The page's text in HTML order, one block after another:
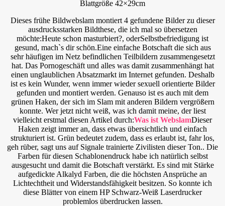
Blattgröße 42×29cm
Dieses frühe Bildwebslam montiert 4 gefundene Bilder zu dieser
ausdrucksstarken Bildthese, die ich mal so übersetzen
möchte:Heute schon masturbiert?, oderSelbstbefriedigung ist
gesund, mach`s dir schön.Eine einfache Botschaft die sich aus
sehr häufigen im Netz befindlichen Teilbildern zusammengesetzt
hat. Das Pornogeschäft und alles was damit zusammenhängt hat
einen unglaublichen Absatzmarkt im Internet gefunden. Deshalb
ist es kein Wunder, wenn immer wieder sexuell orientierte Bilder
gefunden und montiert werden. Genauso ist es auch mit dem
grünen Haken, der sich im Slam mit anderen Bildern vergrößern
konnte. Wer jetzt nicht weiß, was ich damit meine, der liest
vielleicht erstmal diesen Artikel durch:Was ist WebslamDieser
Haken zeigt immer an, dass etwas übersichtlich und einfach
strukturiert ist. Grün bedeutet zudem, dass es erlaubt ist, fahr los,
geh rüber, sagt uns auf Signale trainierte Zivilisten dieser Ton.. Die
Farben für diesen Schablonendruck habe ich natürlich selbst
ausgesucht und damit die Botschaft verstärkt. Es sind mit Stärke
aufgedickte Alkalyd Farben, die die höchsten Ansprüche an
Lichtechtheit und Widerstandsfähigkeit besitzen. So konnte ich
diese Blätter von einem HP Schwarz-Weiß Laserdrucker
problemlos überdrucken lassen.